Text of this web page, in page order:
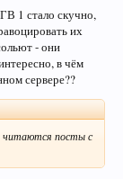
1 стало скучно,
их
- они
в чём
сервере??
читаются посты с